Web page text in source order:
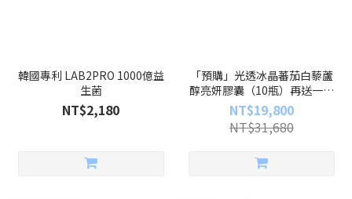
韓國專利 LAB2PRO 1000億益
生菌
NT$2,180
「預購」光透冰晶蕃茄白藜蘆
醇亮妍膠囊（10瓶）再送一瓶
冰晶蕃茄＿預購商品9/25到貨
NT$19,800
NT$31,680